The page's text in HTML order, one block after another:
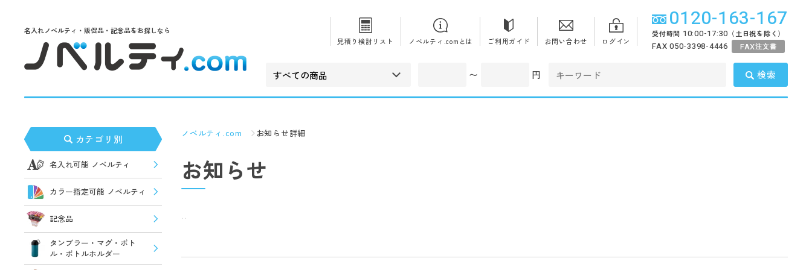
名入れノベルティ・販促品・記念品をお探しなら
見積り検討リスト
ノベルティ.comとは ご利用ガイド お問い合わせ ログイン
0120-163-167
受付時間 10:00-17:30 （土日祝を除く）
FAX 050-3398-4446 FAX注文書
〜 円 検索
カテゴリ別
名入れ可能 ノベルティ
カラー指定可能 ノベルティ
記念品
タンブラー・マグ・ボト
ル・ボトルホルダー
ノベルティ.com お知らせ詳細
お知らせ
..